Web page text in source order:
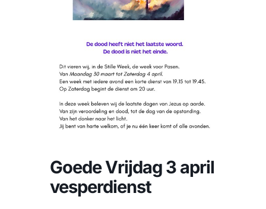
Goede Vrijdag 3 april
vesperdienst